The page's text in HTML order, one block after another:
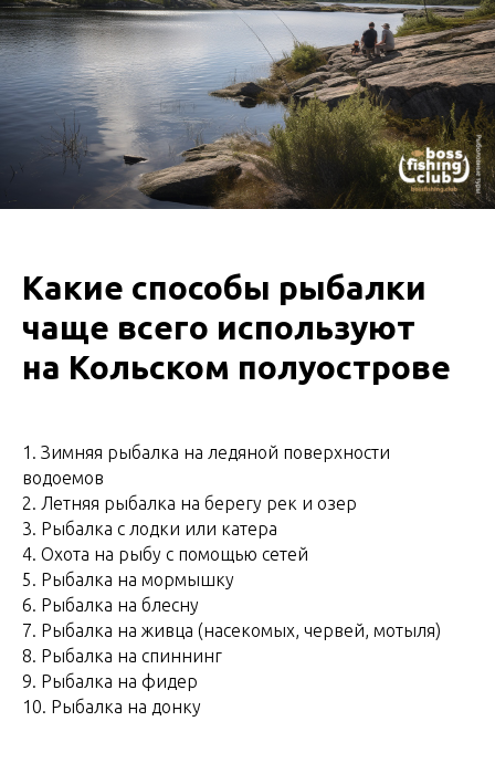
Какие способы рыбалки
чаще всего используют
на Кольском полуострове
1. Зимняя рыбалка на ледяной поверхности
водоемов
2. Летняя рыбалка на берегу рек и озер
3. Рыбалка с лодки или катера
4. Охота на рыбу с помощью сетей
5. Рыбалка на мормышку
6. Рыбалка на блесну
7. Рыбалка на живца (насекомых, червей, мотыля)
8. Рыбалка на спиннинг
9. Рыбалка на фидер
10. Рыбалка на донку